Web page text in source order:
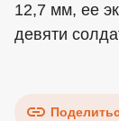
12,7 мм, ее
девяти